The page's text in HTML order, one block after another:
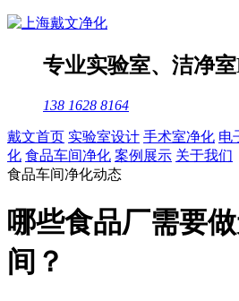
专业实验室、 洁净室
138 1628 8164
戴文首页 实验室设计 手术室净化 电
化 食品车间净化 案例展示 关于我们
食品车间净化动态
哪些食品厂需要
间？